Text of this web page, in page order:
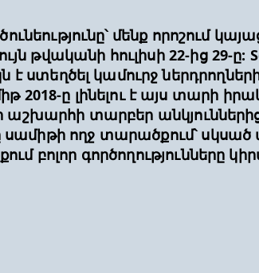
մենք որոշում
թվականի հուլիսի 22-ից 29-ը:
կամուրջ
ը լինելու է այս տարի
աշխարհի տարբեր
ողջ տարածքում՝
բոլոր գործողությունները